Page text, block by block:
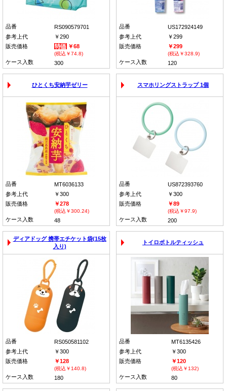
品番
RS090579701
参考上代
￥290
販売価格
￥68
(税込￥74.8)
ケース入数 300
品番
US172924149
参考上代
￥299
販売価格
￥299
(税込￥328.9)
ケース入数 120
ひとくち安納芋ゼリー
品番
MT6036133
参考上代
￥300
販売価格
￥278
(税込￥300.24)
ケース入数 48
スマホリングストラップ 1個
品番
US872393760
参考上代
￥300
販売価格
￥89
(税込￥97.9)
ケース入数 200
ディアドッグ 携帯エチケット袋(15枚
入り)
品番
RS050581102
参考上代
￥300
販売価格
￥128
(税込￥140.8)
ケース入数 180
トイロボトルティッシュ
品番
MT6135426
参考上代
￥300
販売価格
￥120
(税込￥132)
ケース入数 80